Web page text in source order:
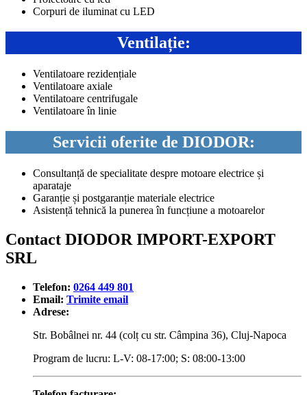
Corpuri de iluminat cu LED
Ventilație:
Ventilatoare rezidențiale
Ventilatoare axiale
Ventilatoare centrifugale
Ventilatoare în linie
Servicii oferite de DIODOR:
Consultanță de specialitate despre motoare electrice și
aparataje
Garanție și postgaranție materiale electrice
Asistență tehnică la punerea în funcțiune a motoarelor
Contact DIODOR IMPORT-EXPORT
SRL
Telefon: 0264 449 801
Email: Trimite email
Adrese:
Str. Bobâlnei nr. 44 (colț cu str. Câmpina 36), Cluj-Napoca
Program de lucru: L-V: 08-17:00; S: 08:00-13:00